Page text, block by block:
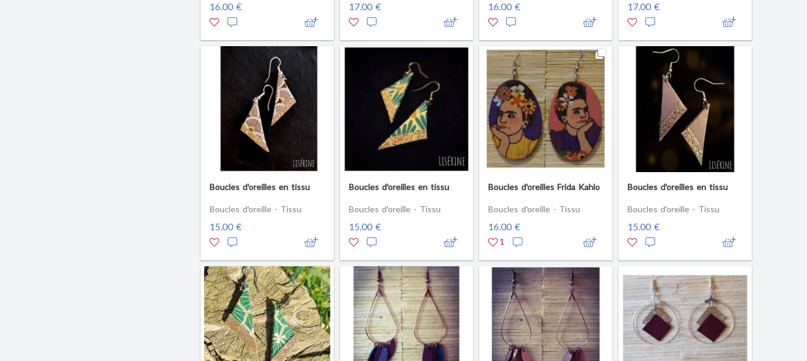
16.00 € 17.00 € 16.00 € 17.00 €
Boucles d'oreilles en tissu
Boucles d'oreille - Tissu
15.00 €
Boucles d'oreilles en tissu
Boucles d'oreille - Tissu
15.00 €
Boucles d'oreilles Frida Kahlo
Boucles d'oreille - Tissu
16.00 €
1
Boucles d'oreilles en tissu
Boucles d'oreille - Tissu
15.00 €